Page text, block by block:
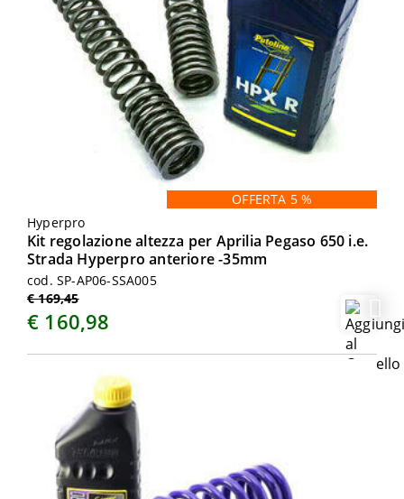
OFFERTA 5 %
Hyperpro
Kit regolazione altezza per Aprilia Pegaso 650 i.e.
Strada Hyperpro anteriore -35mm
cod. SP-AP06-SSA005
€ 169,45
€ 160,98